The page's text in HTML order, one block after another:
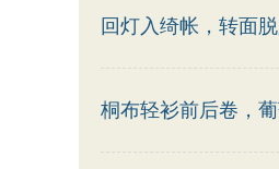
回灯入绮帐，转面脱
桐布轻衫前后卷，葡